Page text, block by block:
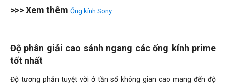
>>> Xem thêm Ống kính Sony
Độ phân giải cao sánh ngang các ống kính prime
tốt nhất
Độ tương phản tuyệt vời ở tần số không gian cao mang đến độ